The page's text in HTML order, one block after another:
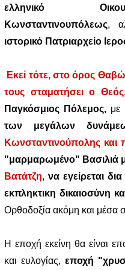
ελληνικό
Κωνσταντινουπόλεως,
ιστορικό Πατριαρχείο
Εκεί τότε, στο όρος
τους σταματήσει ο
Παγκόσμιος Πόλεμος, με
των μεγάλων
Κωνσταντινούπολης
"μαρμαρωμένο" Βασιλιά
Βατάτζη, να εγείρεται
εκπληκτικη δικαιοσύνη
Ορθοδοξία ακόμη και μέσα
Η εποχή εκείνη θα είναι
και ευλογίας, εποχή